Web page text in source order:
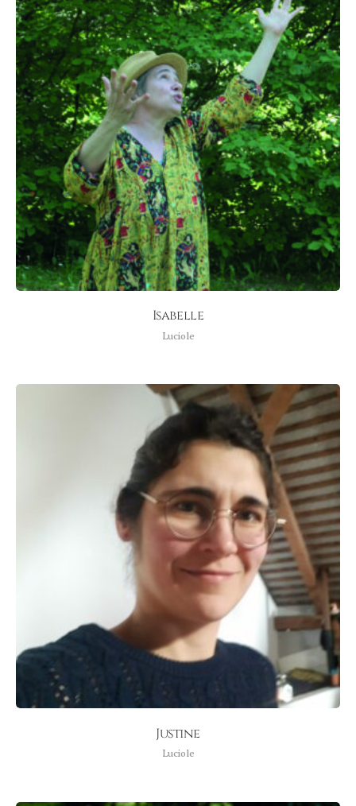
Isabelle
Luciole
Justine
Luciole